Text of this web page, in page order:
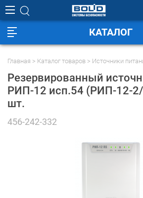
КАТАЛОГ
Главная Каталог товаров Источники
Резервированный
РИП-12 исп.54 (РИП-12-
шт.
456-242-332